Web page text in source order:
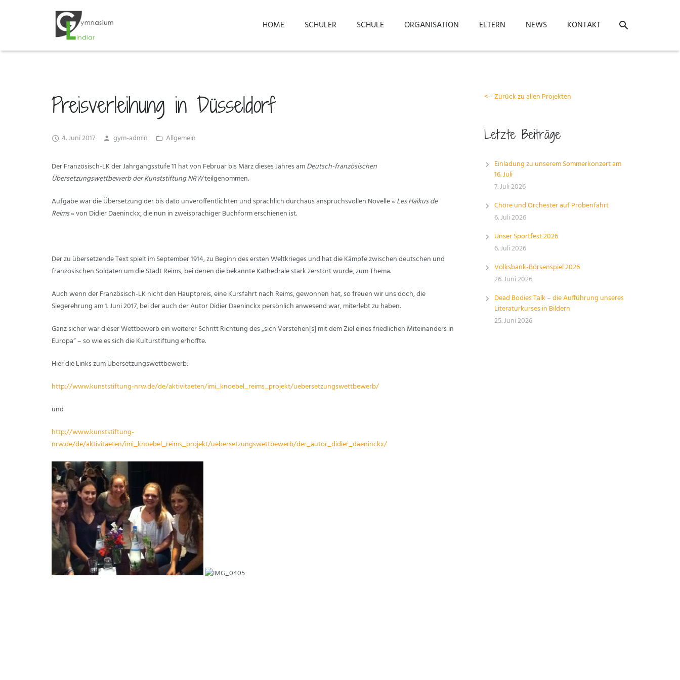
HOME SCHÜLER SCHULE ORGANISATION ELTERN NEWS KONTAKT
Preisverleihung in Düsseldorf
4. Juni 2017 gym-admin Allgemein
Der Französisch-LK der Jahrgangsstufe 11 hat von Februar bis März dieses Jahres amDeutsch-französischen
Übersetzungswettbewerb der Kunststiftung NRWteilgenommen.
Aufgabe war die Übersetzung der bis dato unveröffentlichten und sprachlich durchaus anspruchsvollen Novelle « Les Haïkus de
Reims» von Didier Daeninckx, die nun in zweisprachiger Buchform erschienen ist.
Der zu übersetzende Text spielt im September 1914, zu Beginn des ersten Weltkrieges und hat die Kämpfe zwischen deutschen und
französischen Soldaten um die Stadt Reims, bei denen die bekannte Kathedrale stark zerstört wurde, zum Thema.
Auch wenn der Französisch-LK nicht den Hauptpreis, eine Kursfahrt nach Reims, gewonnen hat, so freuen wir uns doch, die
Siegerehrung am 1. Juni 2017, bei der auch der Autor Didier Daeninckx persönlich anwesend war, miterlebt zu haben.
Ganz sicher war dieser Wettbewerb ein weiterer Schritt Richtung des „sich Verstehen[s] mit dem Ziel eines friedlichen Miteinanders in
Europa“ – so wie es sich die Kulturstiftung erhoffte.
Hier die Links zum Übersetzungswettbewerb:
http://www.kunststiftung-nrw.de/de/aktivitaeten/imi_knoebel_reims_projekt/uebersetzungswettbewerb/
und
http://www.kunststiftung-
nrw.de/de/aktivitaeten/imi_knoebel_reims_projekt/uebersetzungswettbewerb/der_autor_didier_daeninckx/
<-- Zurück zu allen Projekten
Letzte Beiträge
Einladung zu unserem Sommerkonzert am
16. Juli
7. Juli 2026
Chöre und Orchester auf Probenfahrt
6. Juli 2026
Unser Sportfest 2026
6. Juli 2026
Volksbank-Börsenspiel 2026
26. Juni 2026
Dead Bodies Talk – die Aufführung unseres
Literaturkurses in Bildern
25. Juni 2026